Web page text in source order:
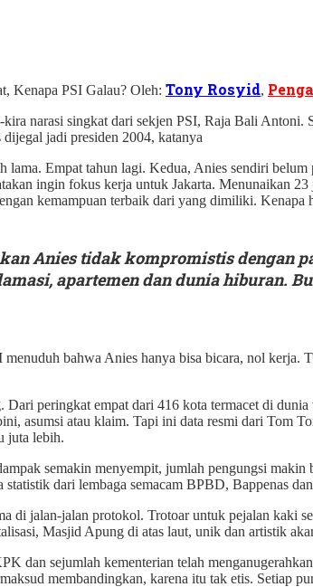
Kenapa PSI Galau? Oleh: Tony Rosyid,
narasi singkat dari sekjen PSI, Raja Bali
jadi presiden 2004, katanya
lama. Empat tahun lagi. Kedua, Anies sendiri
ingin fokus kerja untuk Jakarta. Menunaikan
kemampuan terbaik dari yang dimiliki. Kenapa
Anies tidak kompromistis dengan
apartemen dan dunia hiburan.
menuduh bahwa Anies hanya bisa bicara, nol
Dari peringkat empat dari 416 kota termacet di
asumsi atau klaim. Tapi ini data resmi dari Tom
juta lebih.
semakin menyempit, jumlah pengungsi
statistik dari lembaga semacam BPBD, Bappenas
di jalan-jalan protokol. Trotoar untuk pejalan kaki
Masjid Apung di atas laut, unik dan artistik
dan sejumlah kementerian telah
membandingkan, karena itu tak etis. Setiap